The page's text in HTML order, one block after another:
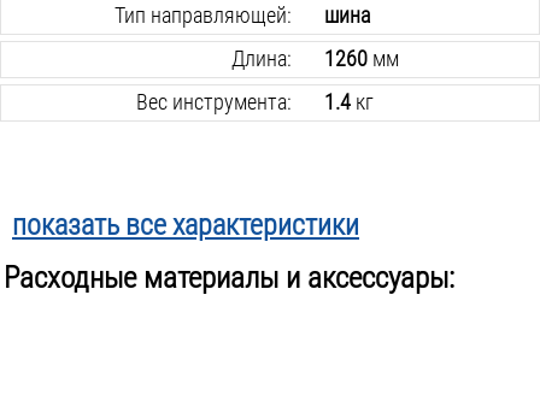
Тип направляющей:
шина
Длина:
1260мм
Вес инструмента:
1.4кг
показать все характеристики
Расходные материалы и аксессуары: